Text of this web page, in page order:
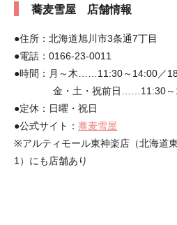
蕎麦雪屋 店舗情報
●住所：北海道旭川市3条通7丁目
●電話：0166-23-0011
●時間：月～木……11:30～14:00／
金・土・祝前日……11:30～
●定休：日曜・祝日
●公式サイト： 蕎麦雪屋
※アルティモール東神楽店（北海道
1）にも店舗あり